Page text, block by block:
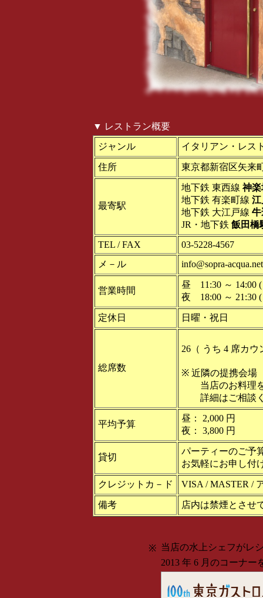
▼ レストラン概要
ジャンル
イタリアン・レス
住所 東京都新宿区矢来
最寄駅
地下鉄 東西線神
地下鉄 有楽町線 江
地下鉄 大江戸線 牛
JR・地下鉄 飯田橋
TEL / FAX
03-5228-4567
メ－ル
info@sopra-acqua.net
営業時間
昼 11:30 ～ 14:00 (
夜 18:00 ～ 21:30 (
定休日 日曜・祝日
総席数
26（ うち 4 席カウ
※ 近隣の提携会場
当店のお料理を
詳細はご相談
平均予算
昼： 2,000 円
夜： 3,800 円
貸切
パーティーのご予
お気軽にお申し付
クレジットカ－ド VISA / MASTER /
備考 店内は禁煙とさせ
※ 当店の水上シェフがレ
2013 年 6 月のコーナー